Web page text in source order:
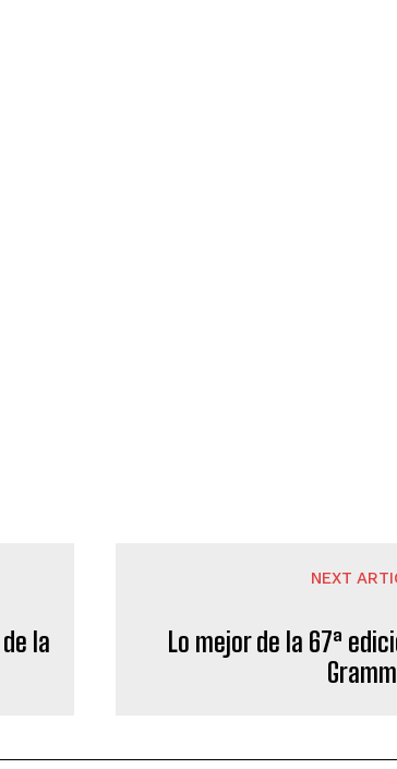
la
NEXT
Lo mejor de la 67ª